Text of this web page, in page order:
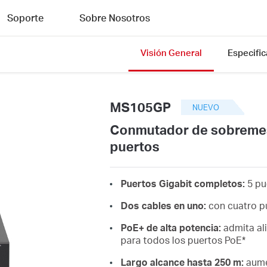
Soporte Sobre Nosotros
Visión General
MS105GP NUEVO
Conmutador de
puertos
Puertos Gigabit completos: 5
Dos cables en uno: con cuatro
PoE+ de alta potencia: admita
para todos los puertos PoE*
Largo alcance hasta 250 m: